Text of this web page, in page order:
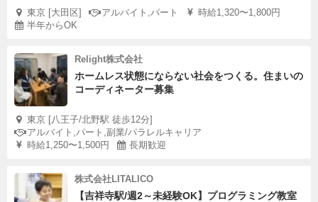
東京 [大田区] アルバイト,パート
時給1,320〜1,800円
半年からOK
Relight株式会社
ホームレス状態にならない社会をつくる。住まいの
コーディネーター募集
東京 [八王子/北野駅 徒歩12分]
アルバイト,パート,副業/パラレルキャリア
時給1,250〜1,500円
長期歓迎
株式会社LITALICO
【吉祥寺駅/週2～未経験OK】プログラミング教室